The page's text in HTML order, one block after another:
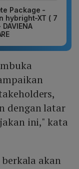
Package -
hybright-XT ( 7
dengan latar
ini," kata
akan